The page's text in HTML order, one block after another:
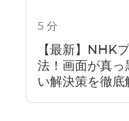
5 分
【最新】NHK
法！画面が真っ
い解決策を徹底